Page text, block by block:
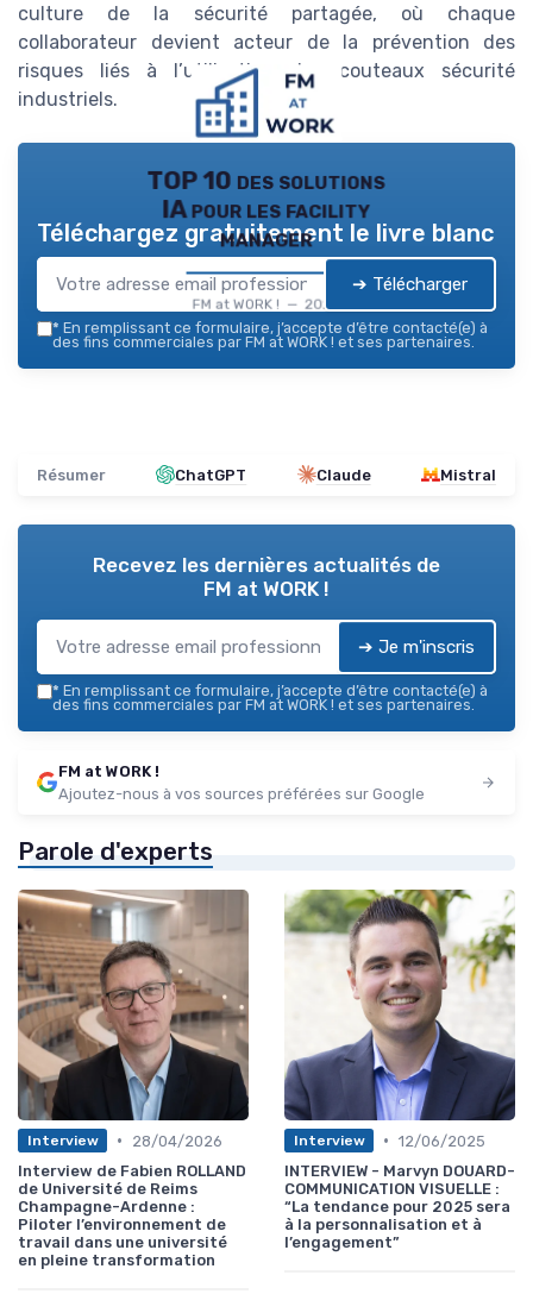
culture de la sécurité partagée, où chaque
collaborateur devient acteur de la prévention des
risques liés à l’utilisation des couteaux sécurité
industriels.
TOP 10 des solutions
IA pour les facility
manager
FM at WORK ! — 2026
Téléchargez gratuitement le livre blanc
➔ Télécharger
* En remplissant ce formulaire, j’accepte d’être contacté(e) à
des fins commerciales par FM at WORK ! et ses partenaires.
Résumer ChatGPT Claude Mistral
Recevez les dernières actualités de
FM at WORK !
➔ Je m'inscris
* En remplissant ce formulaire, j’accepte d’être contacté(e) à
des fins commerciales par FM at WORK ! et ses partenaires.
FM at WORK !
Ajoutez-nous à vos sources préférées sur Google
Parole d'experts
Interview •
28/04/2026
Interview de Fabien ROLLAND
de Université de Reims
Champagne-Ardenne :
Piloter l’environnement de
travail dans une université
en pleine transformation
Interview • 12/06/2025
INTERVIEW - Marvyn DOUARD-
COMMUNICATION VISUELLE :
“La tendance pour 2025 sera
à la personnalisation et à
l’engagement”